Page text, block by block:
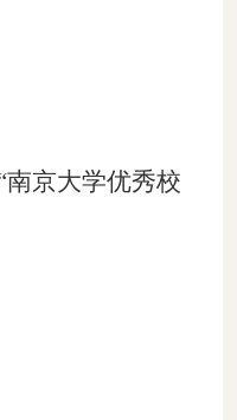
南京大学优秀校